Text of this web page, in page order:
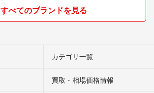
すべてのブランドを見る
カテゴリ一覧
買取・相場価格情報